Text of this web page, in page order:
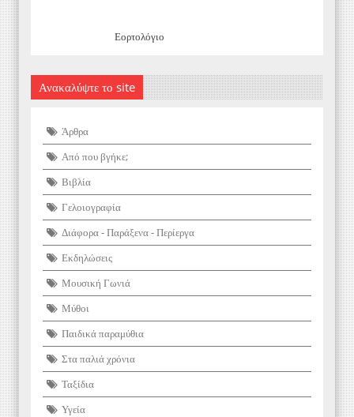
Εορτολόγιο
Ανακαλύψτε το site
Άρθρα
Από που βγήκε;
Βιβλία
Γελοιογραφία
Διάφορα - Παράξενα - Περίεργα
Εκδηλώσεις
Μουσική Γωνιά
Μύθοι
Παιδικά παραμύθια
Στα παλιά χρόνια
Ταξίδια
Υγεία